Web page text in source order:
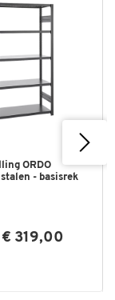
ORDO
- basisrek
319,00